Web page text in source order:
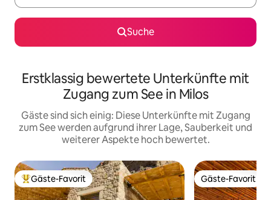
Suche
Erstklassig bewertete Unterkünfte mit
Zugang zum See in Milos
Gäste sind sich einig: Diese Unterkünfte mit Zugang
zum See werden aufgrund ihrer Lage, Sauberkeit und
weiterer Aspekte hoch bewertet.
Beliebter Gäste-Favorit.
Gäste-Favorit Gäste-Favorit
Gäste-Favorit